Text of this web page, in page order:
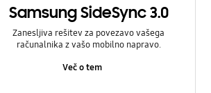
Samsung SideSync 3.0
Zanesljiva rešitev za povezavo vašega
računalnika z vašo mobilno napravo.
Več o tem